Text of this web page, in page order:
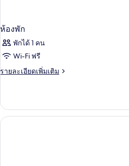
ห้องพัก
พักได้ 1 คน
Wi-Fi ฟรี
รายละเอียดเพิ่มเติม
ราย
เกี่ยว
กับ
ห้อง